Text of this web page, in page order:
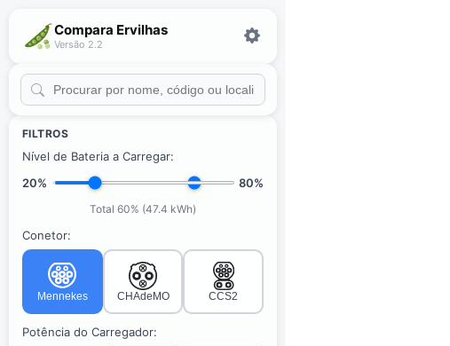
Compara Ervilhas
Versão 2.2
FILTROS
Nível de Bateria a Carregar:
20%
80%
Total 60% (47.4 kWh)
Conetor:
Mennekes CHAdeMO CCS2
Potência do Carregador: